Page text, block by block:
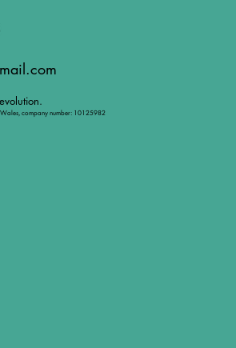
Wales, company number: 10125982